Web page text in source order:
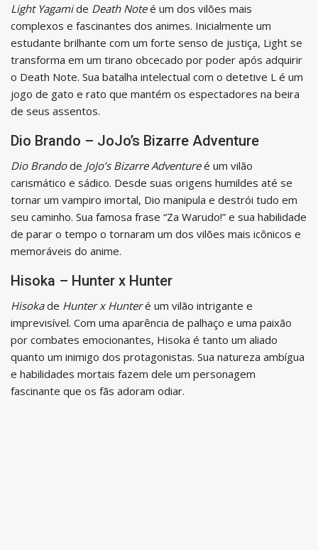
Light Yagamide Death Noteé um dos vilões mais
complexos e fascinantes dos animes. Inicialmente um
estudante brilhante com um forte senso de justiça, Light se
transforma em um tirano obcecado por poder após adquirir
o Death Note. Sua batalha intelectual com o detetive L é um
jogo de gato e rato que mantém os espectadores na beira
de seus assentos.
Dio Brando – JoJo’s Bizarre Adventure
Dio Brandode JoJo’s Bizarre Adventureé um vilão
carismático e sádico. Desde suas origens humildes até se
tornar um vampiro imortal, Dio manipula e destrói tudo em
seu caminho. Sua famosa frase “Za Warudo!” e sua habilidade
de parar o tempo o tornaram um dos vilões mais icônicos e
memoráveis do anime.
Hisoka – Hunter x Hunter
Hisokade Hunter x Hunteré um vilão intrigante e
imprevisível. Com uma aparência de palhaço e uma paixão
por combates emocionantes, Hisoka é tanto um aliado
quanto um inimigo dos protagonistas. Sua natureza ambígua
e habilidades mortais fazem dele um personagem
fascinante que os fãs adoram odiar.